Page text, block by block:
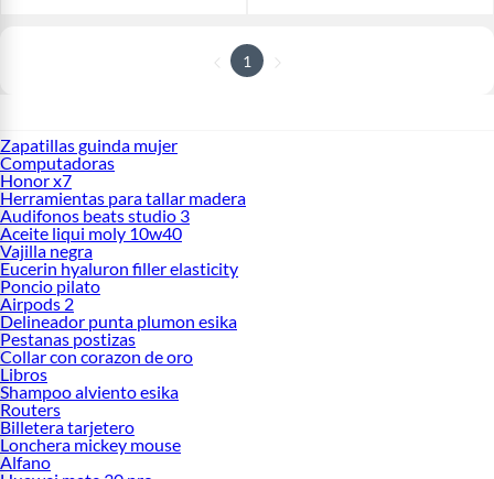
1
Zapatillas guinda mujer
Computadoras
Honor x7
Herramientas para tallar madera
Audifonos beats studio 3
Aceite liqui moly 10w40
Vajilla negra
Eucerin hyaluron filler elasticity
Poncio pilato
Airpods 2
Delineador punta plumon esika
Pestanas postizas
Collar con corazon de oro
Libros
Shampoo alviento esika
Routers
Billetera tarjetero
Lonchera mickey mouse
Alfano